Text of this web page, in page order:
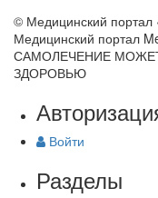
© Медицинский
Медицинский портал
САМОЛЕЧЕНИЕ
ЗДОРОВЬЮ
Войти
Разделы